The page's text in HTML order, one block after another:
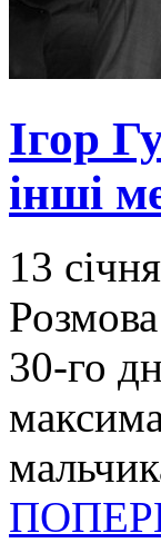
Ігор
інші
13
30-го